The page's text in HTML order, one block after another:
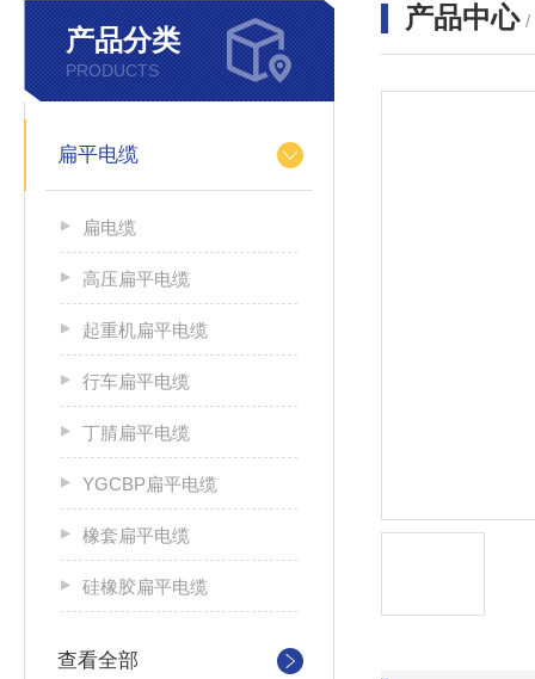
产品分类
PRODUCTS
扁平电缆
扁电缆
高压扁平电缆
起重机扁平电缆
行车扁平电缆
丁腈扁平电缆
YGCBP扁平电缆
橡套扁平电缆
硅橡胶扁平电缆
查看全部
产品中心 /